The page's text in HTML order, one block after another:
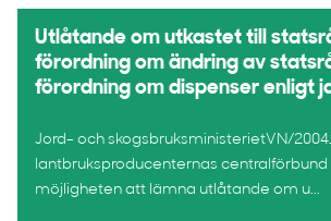
Utlåtande om utkastet till
förordning om ändring av
förordning om dispenser enligt
Jord- och skogsbruksministerietVN/
lantbruksproducenternas centralförbund
möjligheten att lämna utlåtande om u...